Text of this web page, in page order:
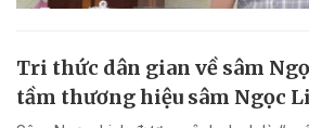
Tri thức dân gian về sâm
tầm thương hiệu sâm Ngọc